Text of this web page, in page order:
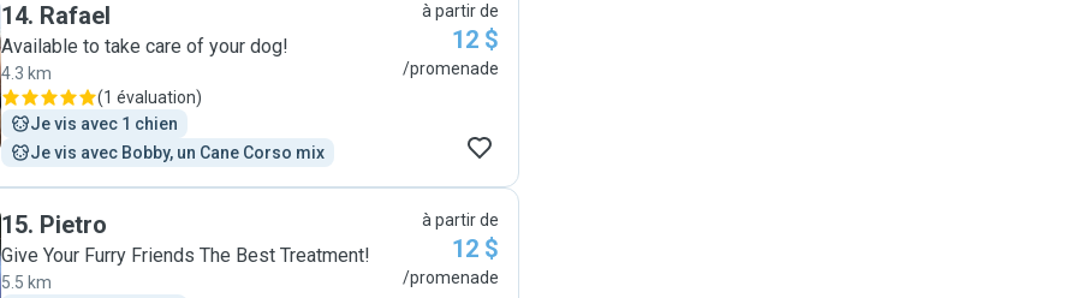
14. Rafael
Available to take care of your dog!
4.3 km
(1 évaluation)
Je vis avec 1 chien
Je vis avec Bobby, un Cane Corso mix
à partir de
12 $
/promenade
15. Pietro
Give Your Furry Friends The Best Treatment!
5.5 km
à partir de
12 $
/promenade